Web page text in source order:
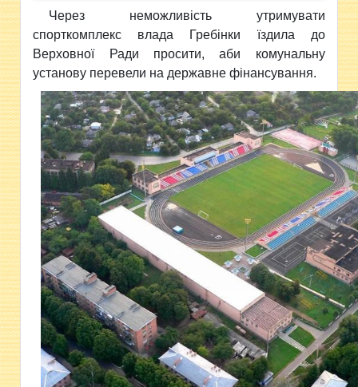
Через неможливість утримувати
спорткомплекс влада Гребінки їздила до
Верховної Ради просити, аби комунальну
установу перевели на державне фінансування.